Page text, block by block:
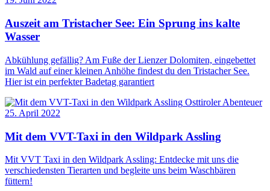
Auszeit am Tristacher See: Ein Sprung ins kalte
Wasser
Abkühlung gefällig? Am Fuße der Lienzer Dolomiten, eingebettet
im Wald auf einer kleinen Anhöhe findest du den Tristacher See.
Hier ist ein perfekter Badetag garantiert
Osttiroler Abenteuer
25. April 2022
Mit dem VVT-Taxi in den Wildpark Assling
Mit VVT Taxi in den Wildpark Assling: Entdecke mit uns die
verschiedensten Tierarten und begleite uns beim Waschbären
füttern!